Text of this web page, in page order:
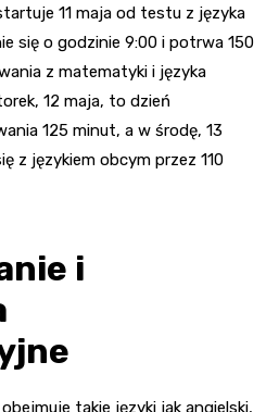
11 maja od testu z języka
się o godzinie 9:00 i potrwa 150
z matematyki i języka
12 maja, to dzień
125 minut, a w środę, 13
z językiem obcym przez 110
i
takie języki jak angielski,